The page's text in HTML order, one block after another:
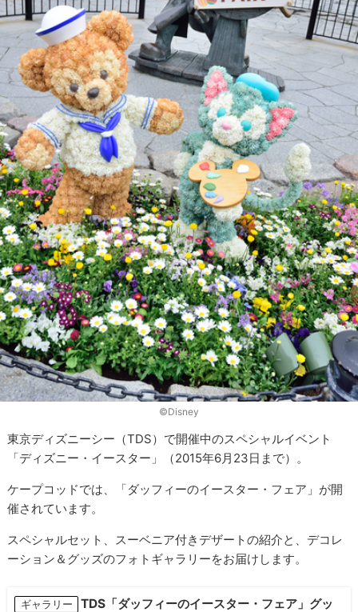
©Disney
東京ディズニーシー（TDS）で開催中のスペシャルイベント
「ディズニー・イースター」（2015年6月23日まで）。
ケープコッドでは、「ダッフィーのイースター・フェア」が開
催されています。
スペシャルセット、スーベニア付きデザートの紹介と、デコレ
ーション＆グッズのフォトギャラリーをお届けします。
ギャラリー
TDS「ダッフィーのイースター・フェア」グッ